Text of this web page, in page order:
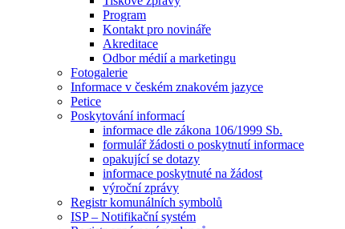
Program
Kontakt pro novináře
Akreditace
Odbor médií a marketingu
Fotogalerie
Informace v českém znakovém jazyce
Petice
Poskytování informací
informace dle zákona 106/1999 Sb.
formulář žádosti o poskytnutí informace
opakující se dotazy
informace poskytnuté na žádost
výroční zprávy
Registr komunálních symbolů
ISP – Notifikační systém